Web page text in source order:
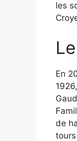
les
En
de